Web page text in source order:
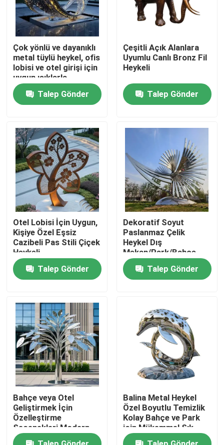
Ev
Ürünler
Hakkımızda
Fabrika turu
Kalite kontrol
Bize Ulaşın
Haberler
Bir teklif isteği
Dekoratif Metal İşleri
Dekoratif Metal Heykel
Çok yönlü ve dayanıklı
metal tüylü heykel, ofis
lobisi ve otel girişi için
uygun ışıklarla
Talep Gönder
Çeşitli Açık Alanlara
Uyumlu Canlı Bronz Fil
Heykeli
Talep Gönder
Otel Lobisi İçin Uygun,
Kişiye Özel Eşsiz
Cazibeli Pas Stili Çiçek
Heykeli
Talep Gönder
Dekoratif Soyut
Paslanmaz Çelik
Heykel Dış
Mekan/Park/Bahçe
İçin Olağanüstü
DayanıklılıkTalep Gönder
Bahçe veya Otel
Geliştirmek İçin
Özelleştirme
Seçenekleri Modern
Tasarım Metal Ağaç
Balina Metal Heykel
Özel Boyutlu Temizlik
Kolay Bahçe ve Park
için Mükemmel Şık
Metal Sanat